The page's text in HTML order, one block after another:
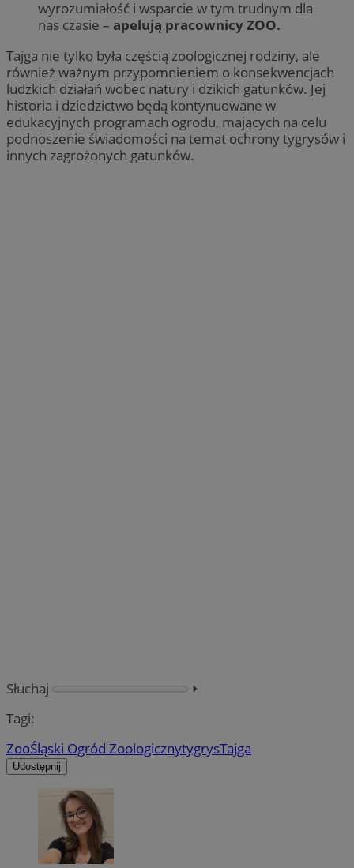
wyrozumiałość i wsparcie w tym trudnym dla
nas czasie – apelują pracownicy ZOO.
Tajga nie tylko była częścią zoologicznej rodziny, ale
również ważnym przypomnieniem o konsekwencjach
ludzkich działań wobec natury i dzikich gatunków. Jej
historia i dziedzictwo będą kontynuowane w
edukacyjnych programach ogrodu, mających na celu
podnoszenie świadomości na temat ochrony tygrysów i
innych zagrożonych gatunków.
Słuchaj
⏵︎
Tagi:
ZooŚląski Ogród ZoologicznytygrysTajga
Udostępnij